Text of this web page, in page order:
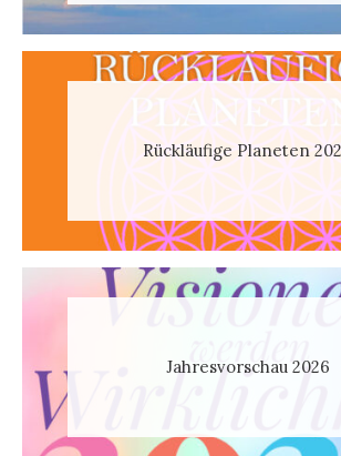
Rückläufige Planeten
Jahresvorschau 2026